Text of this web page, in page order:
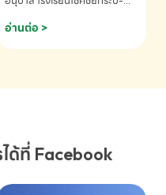
075-691910
075-691910
อ่านต่อ >
ด้ที่ Facebook